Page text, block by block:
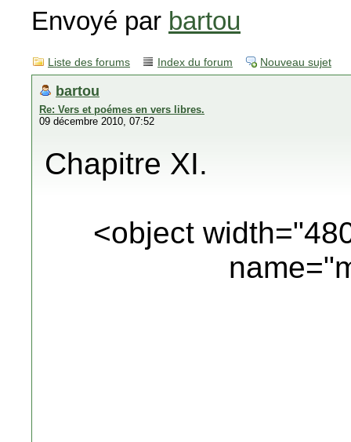
Envoyé par bartou
Liste des forums Index du forum Nouveau sujet
bartou
Re: Vers et poémes en vers libres.
09 décembre 2010, 07:52
Chapitre XI.
<object